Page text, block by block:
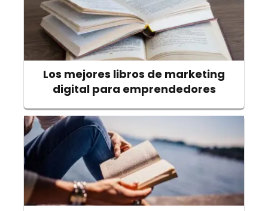
Los mejores libros de marketing
digital para emprendedores